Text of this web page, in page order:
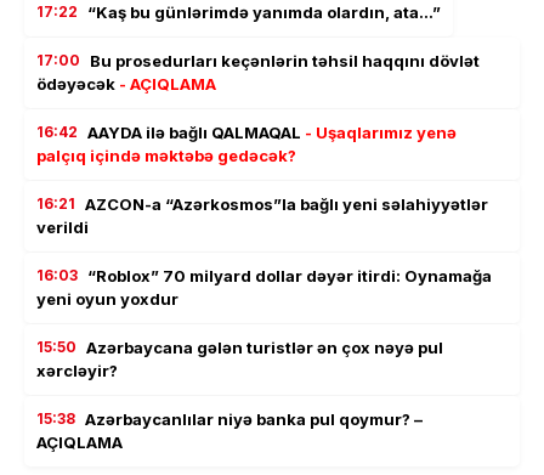
17:22 “Kaş bu günlərimdə yanımda olardın, ata…”
17:00
Bu prosedurları keçənlərin təhsil haqqını dövlət
ödəyəcək - AÇIQLAMA
16:42 AAYDA ilə bağlı QALMAQAL - Uşaqlarımız yenə
palçıq içində məktəbə gedəcək?
16:21 AZCON-a “Azərkosmos”la bağlı yeni səlahiyyətlər
verildi
16:03 “Roblox” 70 milyard dollar dəyər itirdi: Oynamağa
yeni oyun yoxdur
15:50 Azərbaycana gələn turistlər ən çox nəyə pul
xərcləyir?
15:38 Azərbaycanlılar niyə banka pul qoymur? –
AÇIQLAMA